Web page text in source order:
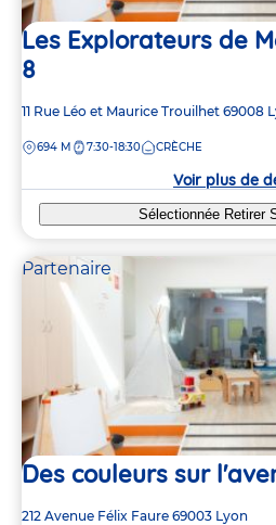
Les Explorateurs de
8
Adresse
la
11 Rue Léo et Maurice Trouilhet 69008
DISTANCE
694 M 7:30-18:30 CRÈCHE
Voir plus de
Sélectionnée Retirer
Partenaire
Des couleurs sur
Adresse
212 Avenue Félix Faure 69003 Lyon